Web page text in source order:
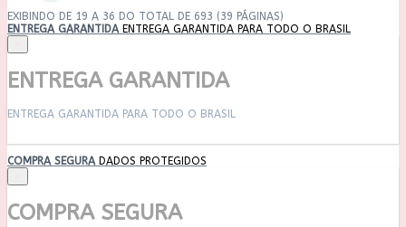
EXIBINDO DE 19 A 36 DO TOTAL DE 693 (39 PÁGINAS)
ENTREGA GARANTIDA ENTREGA GARANTIDA PARA TODO O BRASIL
ENTREGA GARANTIDA
ENTREGA GARANTIDA PARA TODO O BRASIL
COMPRA SEGURA DADOS PROTEGIDOS
COMPRA SEGURA